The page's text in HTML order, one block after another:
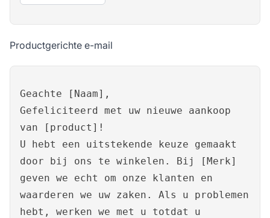
Productgerichte e-mail
Geachte [Naam],
Gefeliciteerd met uw nieuwe aankoop
van [product]!
U hebt een uitstekende keuze gemaakt
door bij ons te winkelen. Bij [Merk]
geven we echt om onze klanten en
waarderen we uw zaken. Als u problemen
hebt, werken we met u totdat u